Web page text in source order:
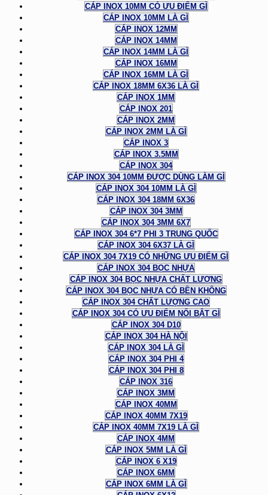
CÁP INOX 10MM CÓ ƯU ĐIỂM GÌ
CÁP INOX 10MM LÀ GÌ
CÁP INOX 12MM
CÁP INOX 14MM
CÁP INOX 14MM LÀ GÌ
CÁP INOX 16MM
CÁP INOX 16MM LÀ GÌ
CÁP INOX 18MM 6X36 LÀ GÌ
CÁP INOX 1MM
CÁP INOX 201
CÁP INOX 2MM
CÁP INOX 2MM LÀ GÌ
CÁP INOX 3
CÁP INOX 3.5MM
CÁP INOX 304
CÁP INOX 304 10MM ĐƯỢC DÙNG LÀM GÌ
CÁP INOX 304 10MM LÀ GÌ
CÁP INOX 304 18MM 6X36
CÁP INOX 304 3MM
CÁP INOX 304 3MM 6X7
CÁP INOX 304 6*7 PHI 3 TRUNG QUỐC
CÁP INOX 304 6X37 LÀ GÌ
CÁP INOX 304 7X19 CÓ NHỮNG ƯU ĐIỂM GÌ
CÁP INOX 304 BỌC NHỰA
CÁP INOX 304 BỌC NHỰA CHẤT LƯỢNG
CÁP INOX 304 BỌC NHỰA CÓ BỀN KHÔNG
CÁP INOX 304 CHẤT LƯỢNG CAO
CÁP INOX 304 CÓ ƯU ĐIỂM NỔI BẬT GÌ
CÁP INOX 304 D10
CÁP INOX 304 HÀ NỘI
CÁP INOX 304 LÀ GÌ
CÁP INOX 304 PHI 4
CÁP INOX 304 PHI 8
CÁP INOX 316
CÁP INOX 3MM
CÁP INOX 40MM
CÁP INOX 40MM 7X19
CÁP INOX 40MM 7X19 LÀ GÌ
CÁP INOX 4MM
CÁP INOX 5MM LÀ GÌ
CÁP INOX 6 X19
CÁP INOX 6MM
CÁP INOX 6MM LÀ GÌ